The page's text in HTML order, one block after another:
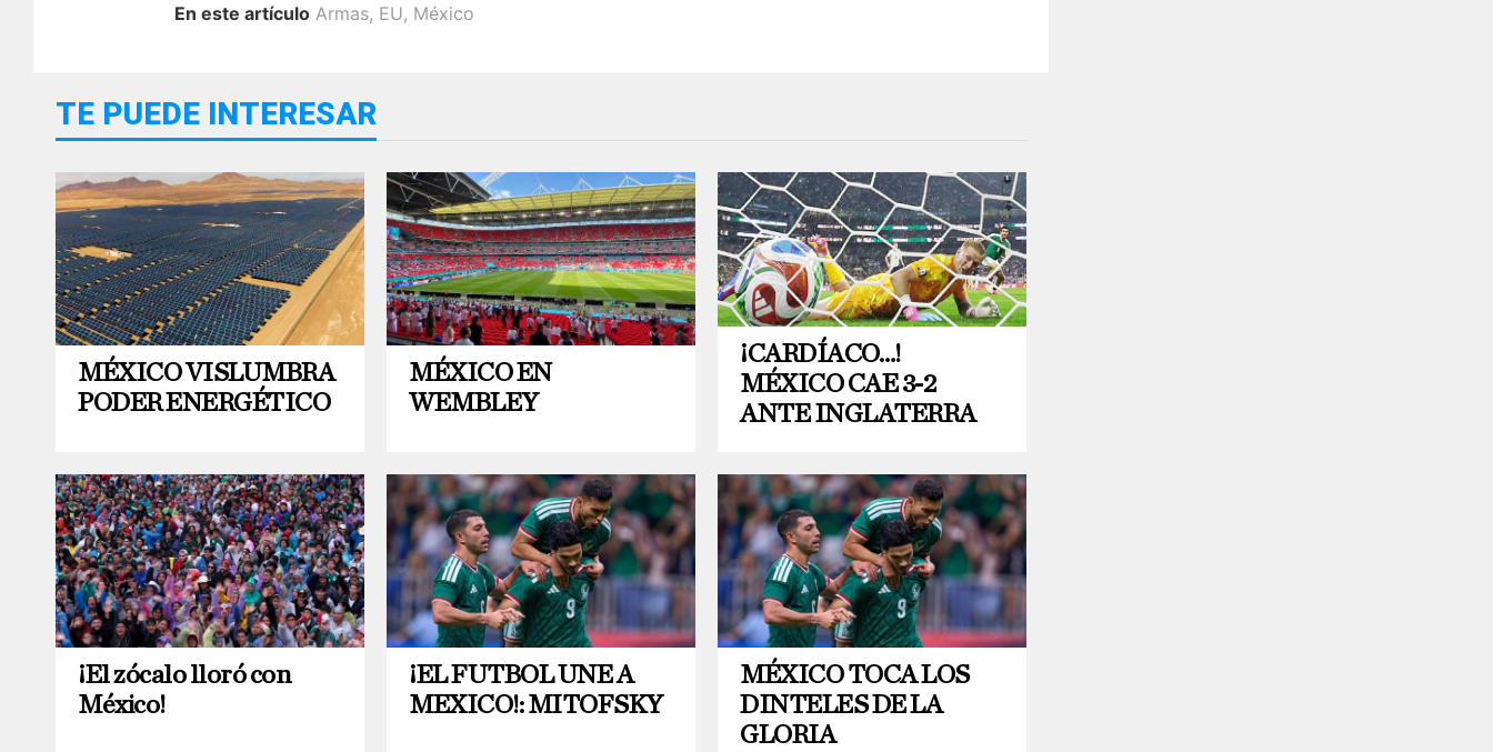
En este artículo Armas, EU, México
TE PUEDE INTERESAR
MÉXICO VISLUMBRA
PODER ENERGÉTICO
MÉXICO EN
WEMBLEY
¡CARDÍACO…!
MÉXICO CAE 3-2
ANTE INGLATERRA
¡El zócalo lloró con
México!
¡EL FUTBOL UNE A
MEXICO!: MITOFSKY
MÉXICO TOCA LOS
DINTELES DE LA
GLORIA